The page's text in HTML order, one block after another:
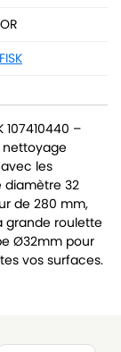
107410440 –
nettoyage
les
diamètre 32
de 280 mm,
grande roulette
Ø32mm pour
vos surfaces.